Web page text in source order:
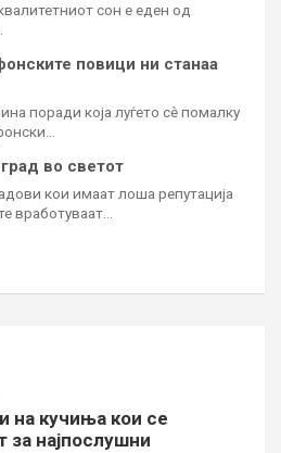
сон е еден од
повици ни станаа
поради која луѓето сè помалку
во светот
кои имаат лоша репутација
вработуваат…
на кучиња кои се
за најпослушни